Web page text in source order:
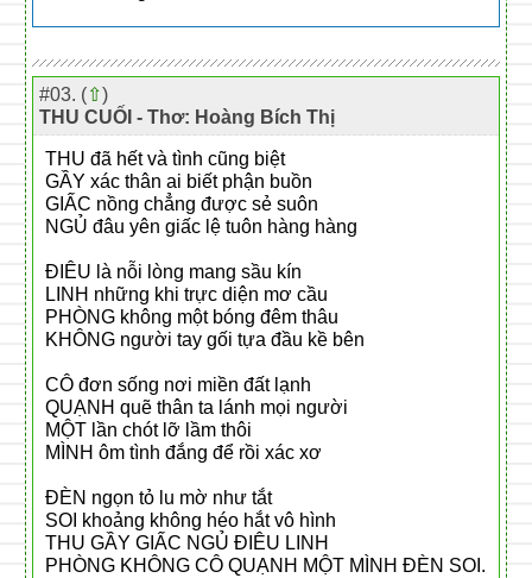
#03. (⇧)
THU CUỐI - Thơ: Hoàng Bích Thị
THU đã hết và tình cũng biệt
GẦY xác thân ai biết phận buồn
GIẤC nồng chẳng được sẻ suôn
NGỦ đâu yên giấc lệ tuôn hàng hàng
ĐIÊU là nỗi lòng mang sầu kín
LINH những khi trực diện mơ cầu
PHÒNG không một bóng đêm thâu
KHÔNG người tay gối tựa đầu kề bên
CÔ đơn sống nơi miền đất lạnh
QUẠNH quẽ thân ta lánh mọi người
MỘT lần chót lỡ lầm thôi
MÌNH ôm tình đắng để rồi xác xơ
ĐÈN ngọn tỏ lu mờ như tắt
SOI khoảng không héo hắt vô hình
THU GẦY GIẤC NGỦ ĐIÊU LINH
PHÒNG KHÔNG CÔ QUẠNH MỘT MÌNH ĐÈN SOI.